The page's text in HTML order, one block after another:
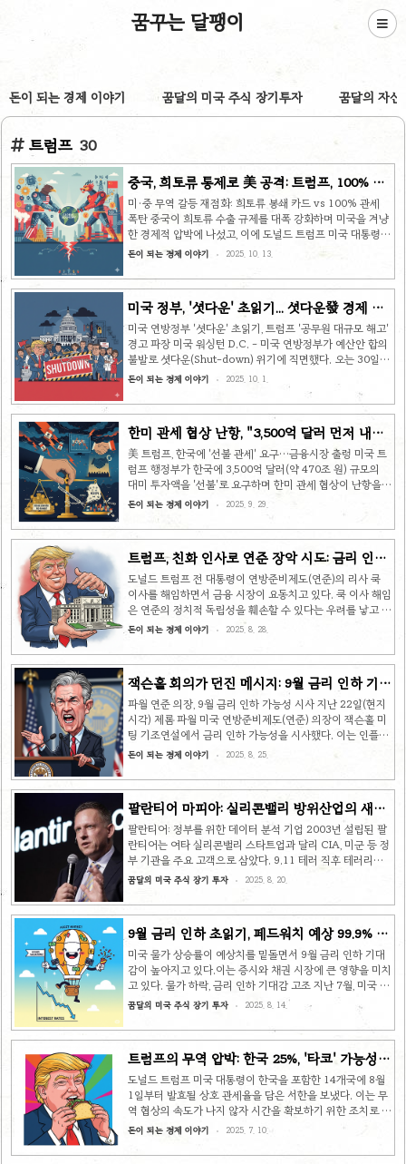
꿈꾸는 달팽이
돈이 되는 경제 이야기 꿈달의 미국 주식 장기투자 꿈달의 자산
트럼프 30
중국, 희토류 통제로 美 공격: 트럼프, 100% 관
세 '강 대 강' 맞대응, 한국 기업 초긴장
미·중 무역 갈등 재점화: 희토류 봉쇄 카드 vs 100% 관세
폭탄 중국이 희토류 수출 규제를 대폭 강화하며 미국을 겨냥
한 경제적 압박에 나섰고, 이에 도널드 트럼프 미국 대통령이
100% 추가 관세라는 초강수로 맞대응하면서 미·중 무역 갈
악한 중국의 무기화와 미국의 보복 조치는 글로벌 공급망에
기업들은 마치 고래 싸움에 ‘새우등’이 터질 위기에 놓였다.
희토류 카드 강화로 미국 압박하는 중국 지난 9일, 중국 상무
부는 희토류 5종 및 관련 소재뿐 아니라 희토류 채굴 및 제련
기술까지 수출 통제 대상에 추가하며 규제를 한층 더 강화했
다. 희토류는 스칸듐, 이트륨 등 17종의 희귀..
돈이 되는 경제 이야기 2025. 10. 13.
미국 정부, '셧다운' 초읽기... 셧다운發 경제 불
확실성 증폭
미국 연방정부 '셧다운' 초읽기, 트럼프 '공무원 대규모 해고'
경고 파장 미국 워싱턴 D.C. - 미국 연방정부가 예산안 합의
불발로 셧다운(Shut-down) 위기에 직면했다. 오는 30일
(현지 시각)까지 의회가 임시 예산안을 승인하지 않을 경우,
다음 달 1일부터 안보, 치안 등 필수 기능을 제외한 연방정부
의 업무가 중단된다. 오바마케어 예산 삭감 두고 여야 대립
격화 현재 여야 갈등의 핵심 쟁점은 오바마케어와 메디케이
드 등 공공 의료보험 예산이다. 도널드 트럼프 대통령은 대규
모 감세 법안인 '하나의 크고 아름다운 법'(OBBBA)을 통해
해당 예산의 삭감을 추진하고 있으며, 민주당은 1,700만 명
에 달하는 의료보험 수혜자 보호를 위해 예산 유지가 필요하
다는 입장이다. 공화당은 상·하원 과..
돈이 되는 경제 이야기 2025. 10. 1.
한미 관세 협상 난항, "3,500억 달러 먼저 내라"
트럼프 압박에 한국 경제 비상등
美 트럼프, 한국에 '선불 관세' 요구…금융시장 출렁 미국 트
럼프 행정부가 한국에 3,500억 달러(약 470조 원) 규모의
대미 투자액을 '선불'로 요구하며 한미 관세 협상이 난항을
겪고 있다. 이 같은 소식에 국내 금융시장은 큰 폭으로 출렁
였으며, 미국은 의약품에도 100% 관세를 부과하겠다고 예
고하는 등 압박 수위를 높이고 있다. 지난 25일(현지 시각),
선불"이라고 못 박았다. 이는 관세 인하를 위해서는 해당 금
액을 일본처럼 일시불로 납부해야 한다는 의미로 해석된다.
앞서 24일 유엔총회 참석차 뉴욕을 방문한 이재명 대통령이
스콧 베센트 미국 재무장관과 만났으나, 관세 협상에서 큰 성
과를 내지 못한 것으로 알려졌다. '증액' ..
돈이 되는 경제 이야기 2025. 9. 29.
트럼프, 친화 인사로 연준 장악 시도: 금리 인하
론자 과반 가능성
도널드 트럼프 전 대통령이 연방준비제도(연준)의 리사 쿡
이사를 해임하면서 금융 시장이 요동치고 있다. 쿡 이사 해임
은 연준의 정치적 독립성을 훼손할 수 있다는 우려를 낳고 있
으며, 향후 법적 분쟁으로 이어질 가능성이 크다. 트럼프의
SNS를 통해 쿡 이사의 해임 서한을 공개했다. 해임 사유로는
는 의혹을 들었다. 쿡 이사는 2021년 부동산을 주거용으로
대출받은 후 이듬해 이를 임대용으로 사용하면서, 더 좋은 금
리 조건을 얻기 위해 속였다는 논란에 휩싸인 바 있다. 미국
역사상 대통령이 독립 기구인 연준 이사를 해임한 전례는 없
으며, 연방준비제도법에 따르면 대통령은 '사유가 있을 때..
돈이 되는 경제 이야기 2025. 8. 28.
잭슨홀 회의가 던진 메시지: 9월 금리 인하 기대
감 고조
파월 연준 의장, 9월 금리 인하 가능성 시사 지난 22일(현지
시각) 제롬 파월 미국 연방준비제도(연준) 의장이 잭슨홀 미
팅 기조연설에서 금리 인하 가능성을 시사했다. 이는 인플레
이션 둔화와 함께 고용 시장이 급속히 냉각되고 있다는 판단
노동 시장은 과열된 상태에서 냉각되었다"고 언급하며, 앞으
지적했다. 파월 의장의 발언은 최근 미국의 경제 상황을 반영
한 것이다. 올해 상반기 성장률은 1.2%로 작년 동기의 절반
에도 미치지 못하며 둔화세를 보이고 있다. 또한, 올해 5~7
월 일자리 증가 수는 월평균 3만 5천 개로, 작년 동기(16만 8
천 개) 대비 크게 줄어들어 실업 문제에 ..
돈이 되는 경제 이야기 2025. 8. 25.
팔란티어 마피아: 실리콘밸리 방위산업의 새로
운 지배자들
팔란티어: 정부를 위한 데이터 분석 기업 2003년 설립된 팔
란티어는 여타 실리콘밸리 스타트업과 달리 CIA, 미군 등 정
부 기관을 주요 고객으로 삼았다. 9.11 테러 직후 테러리스
트 추적을 목표로, 페이팔의 금융 사기 탐지 기술을 적용한
은 전화, 금융 거래, 출입국 기록 등 여러 데이터를 연결하고
스탄 전장의 폭발물 네트워크 분석, 뉴올리언스 경찰의 갱단
수사, 그리고 최근 우크라이나 전쟁에서의 적군 위치 파악 등
다양한 실제 사례에서 그 효과를 입증했다. 팔란티어는 소설
반지의 제왕에 등장하는 수정 구슬의 이름으로, 멀리 있는 것
을 볼 수 있는 천리안의 능력을 가지고 있다. ..
꿈달의 미국 주식 장기 투자 2025. 8. 20.
9월 금리 인하 초읽기, 페드워치 예상 99.9% /
증시·채권 시장 요동
미국 물가 상승률이 예상치를 밑돌면서 9월 금리 인하 기대
감이 높아지고 있다.이는 증시와 채권 시장에 큰 영향을 미치
고 있다. 물가 하락, 금리 인하 기대감 고조 지난 7월, 미국 소
비자물가지수(CPI)는 전년 동월 대비 2.7% 상승하며 시장
제도(연준)가 오는 9월에 기준금리를 인하할 것이라는 전망
면 9월 금리 인하 확률은 99.9%에 달한다. 하지만 모든 지
표가 긍정적인 것만은 아니다.에너지와 식품을 제외한 근원
CPI는 전년 대비 3.1% 상승하며 올해 들어 가장 높은 상승
률을 기록했다. 이는 의료, 오락 등 서비스 물가 상승이 주도
했으며, 미국 내 소비가 여전히 강하다는 ..
꿈달의 미국 주식 장기 투자 2025. 8. 14.
트럼프의 무역 압박: 한국 25%, '타코' 가능성에
증시 반등
도널드 트럼프 미국 대통령이 한국을 포함한 14개국에 8월
1일부터 발효될 상호 관세율을 담은 서한을 보냈다. 이는 무
역 협상의 속도가 나지 않자 시간을 확보하기 위한 조치로 풀
이된다. 한국에 25% 관세 부과 통보 트럼프 대통령은 한국
가 상호적이지 않다고 주장했다. 이에 따라 모든 한국산 및
돈이 되는 경제 이야기 2025. 7. 10.